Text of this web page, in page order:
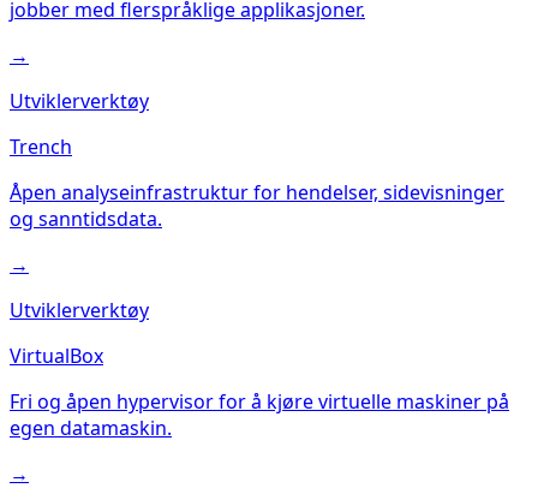
jobber med flerspråklige applikasjoner.
→
Utviklerverktøy
Trench
Åpen analyseinfrastruktur for hendelser, sidevisninger
og sanntidsdata.
→
Utviklerverktøy
VirtualBox
Fri og åpen hypervisor for å kjøre virtuelle maskiner på
egen datamaskin.
→